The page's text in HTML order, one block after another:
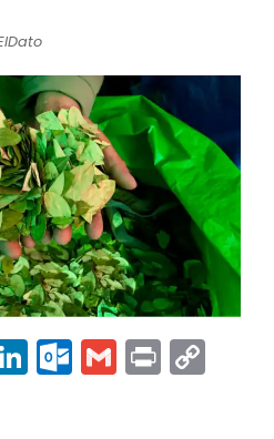
LinkedInGmail
Print